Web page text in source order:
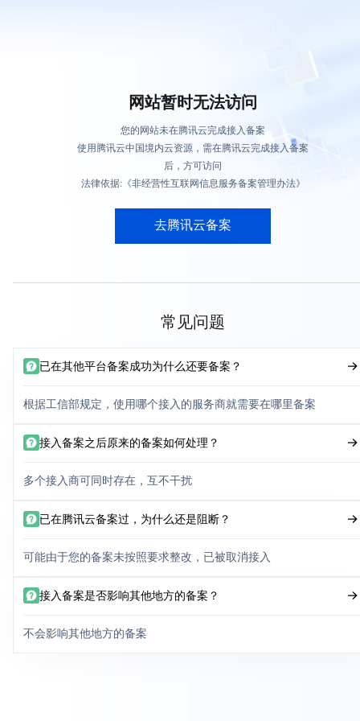
网站暂时无法访问
您的网站未在腾讯云完成接入备案
使用腾讯云中国境内云资源，需在腾讯云完成接入备案
后，方可访问
法律依据:《非经营性互联网信息服务备案管理办法》
去腾讯云备案
常见问题
已在其他平台备案成功为什么还要备案？
根据工信部规定，使用哪个接入的服务商就需要在哪里备案
接入备案之后原来的备案如何处理？
多个接入商可同时存在，互不干扰
已在腾讯云备案过，为什么还是阻断？
可能由于您的备案未按照要求整改，已被取消接入
接入备案是否影响其他地方的备案？
不会影响其他地方的备案